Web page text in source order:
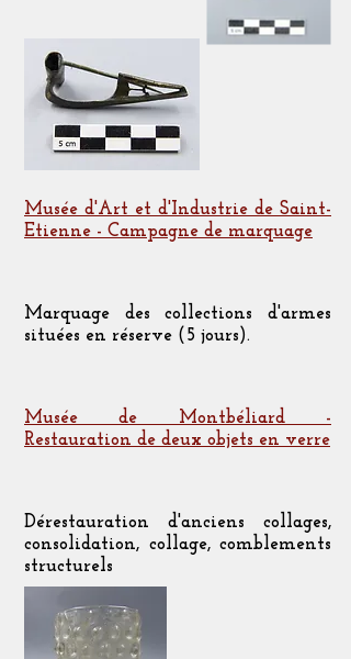
Musée d'Art et d'Industrie de Saint-
Etienne - Campagne de marquage
Marquage des collections d'armes
situées en réserve (5 jours).
Musée de Montbéliard -
Restauration de deux objets en verre
Dérestauration d'anciens collages,
consolidation, collage, comblements
structurels